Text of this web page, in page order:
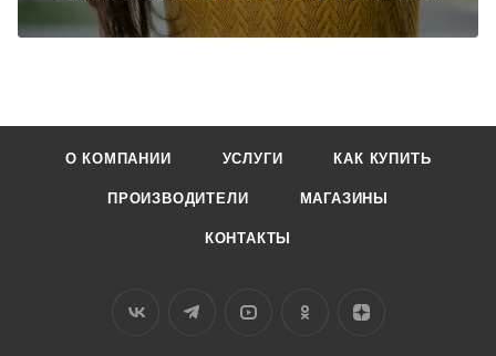
О КОМПАНИИ УСЛУГИ КАК КУПИТЬ
ПРОИЗВОДИТЕЛИ МАГАЗИНЫ
КОНТАКТЫ